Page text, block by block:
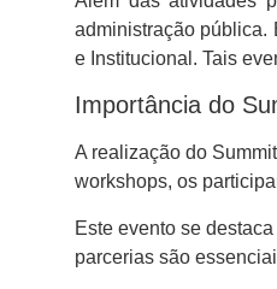
administração pública.
e Institucional. Tais
Importância do
A realização do
workshops, os
Este evento se
parcerias são